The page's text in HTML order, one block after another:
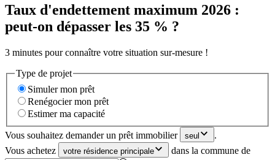
Taux d'endettement maximum 2026 :
peut-on dépasser les 35 % ?
3 minutes pour connaître votre situation sur-mesure !
Type de projet
Simuler mon prêt
Renégocier mon prêt
Estimer ma capacité
Vous souhaitez demander un prêt immobilier seul
.
Vous achetez
votre résidence principale dans la commune de